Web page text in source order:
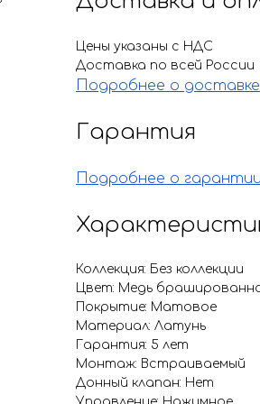
Цены указаны с НДС
Доставка по всей России
Подробнее о доставке
Гарантия
Подробнее о гарантии
Коллекция: Без коллекции
Цвет: Медь
Покрытие: Матовое
Материал: Латунь
Гарантия: 5 лет
Монтаж: Встраиваемый
Донный клапан: Нет